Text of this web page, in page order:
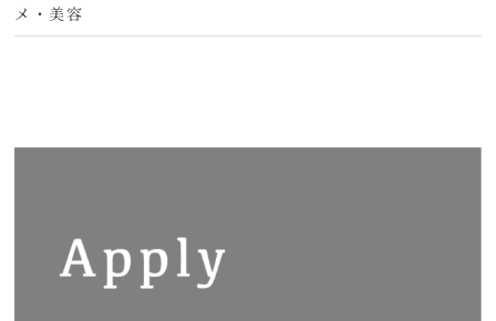
メ・美容